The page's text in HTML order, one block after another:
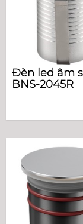
Đèn led âm
BNS-2045R